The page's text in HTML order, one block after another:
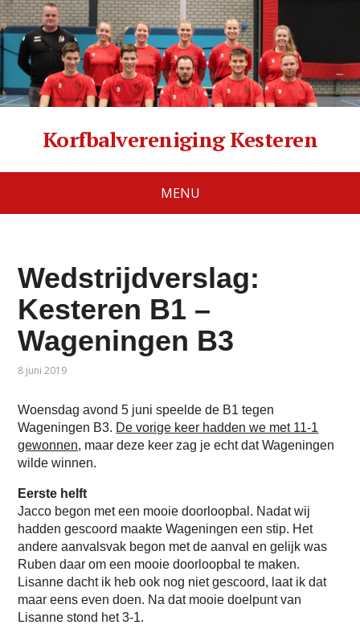
Korfbalvereniging Kesteren
MENU
Wedstrijdverslag:
Kesteren B1 –
Wageningen B3
8 juni 2019
Woensdag avond 5 juni speelde de B1 tegen
Wageningen B3. De vorige keer hadden we met 11-1
gewonnen, maar deze keer zag je echt dat Wageningen
wilde winnen.
Eerste helft
Jacco begon met een mooie doorloopbal. Nadat wij
hadden gescoord maakte Wageningen een stip. Het
andere aanvalsvak begon met de aanval en gelijk was
Ruben daar om een mooie doorloopbal te maken.
Lisanne dacht ik heb ook nog niet gescoord, laat ik dat
maar eens even doen. Na dat mooie doelpunt van
Lisanne stond het 3-1.